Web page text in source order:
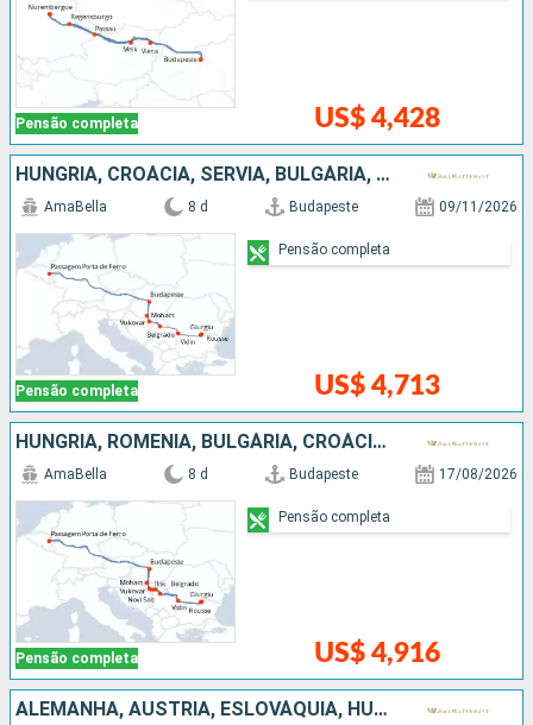
Pensão completa US$ 4,428
HUNGRIA, CROÁCIA, SÉRVIA, BULGÁRIA, ROMÊNIA
Pensão completa
AmaBella 8 d Budapeste 09/11/2026
US$ 4,713
Pensão completa
HUNGRIA, ROMÊNIA, BULGÁRIA, CROÁCIA, SÉRVIA
Pensão completa
AmaBella 8 d Budapeste 17/08/2026
US$ 4,916
Pensão completa
ALEMANHA, AUSTRIA, ESLOVÁQUIA, HUNGRIA